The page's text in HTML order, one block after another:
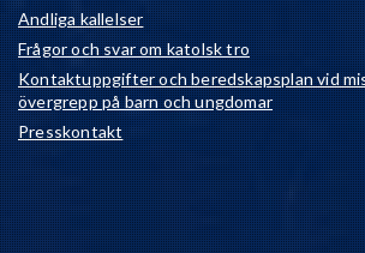
Andliga kallelser
Frågor och svar om katolsk tro
Kontaktuppgifter och beredskapsplan vid
övergrepp på barn och ungdomar
Presskontakt